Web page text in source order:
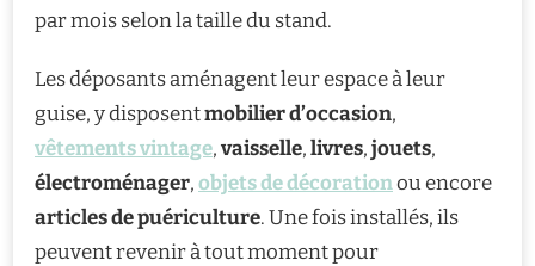
par mois selon la taille du stand.
Les déposants aménagent leur espace à leur
guise, y disposentmobilier d’occasion,
vêtements vintage,vaisselle,livres,jouets,
électroménager,objets de décorationou encore
articles de puériculture. Une fois installés, ils
peuvent revenir à tout moment pour